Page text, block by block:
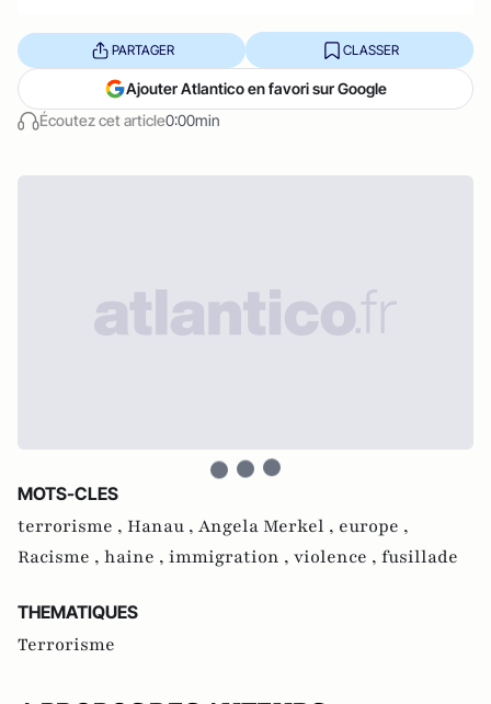
Écoutez cet article0:00min
PARTAGER CLASSER
Ajouter Atlantico en favori sur Google
MOTS-CLES
terrorisme , Hanau , Angela Merkel , europe ,
Racisme , haine , immigration , violence , fusillade
THEMATIQUES
Terrorisme